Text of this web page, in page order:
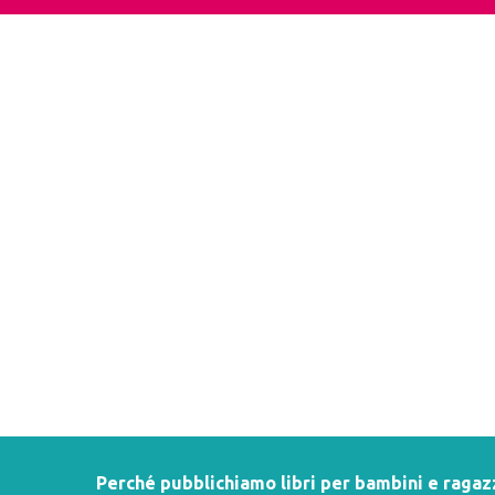
Perché pubblichiamo libri per bambini e